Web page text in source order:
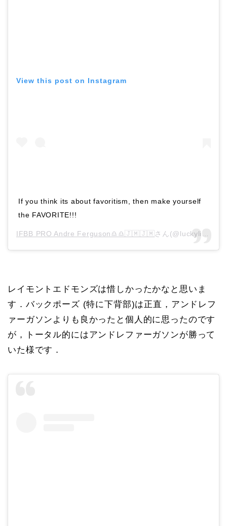
View this post on Instagram
If you think its about favoritism, then make yourself
the FAVORITE!!!
IFBB PRO Andre Ferguson♎♎🇯🇲🇯🇲さん(@luckylibra213)がシェアした投稿 –
レイモントエドモンズは惜しかったかなと思いま
す．バックポーズ (特に下背部)は正直，アンドレフ
ァーガソンよりも良かったと個人的に思ったのです
が，トータル的にはアンドレファーガソンが勝って
いた様です．